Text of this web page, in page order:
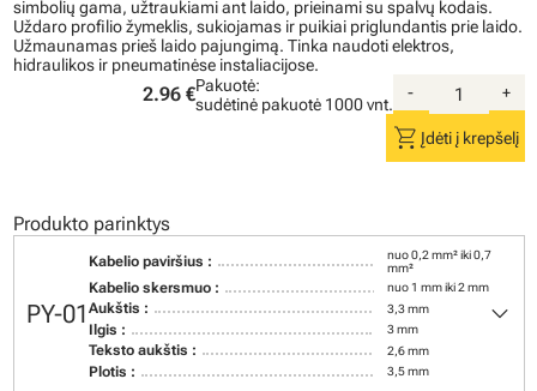
simbolių gama, užtraukiami ant laido, prieinami su spalvų kodais.
Uždaro profilio žymeklis, sukiojamas ir puikiai priglundantis prie laido.
Užmaunamas prieš laido pajungimą. Tinka naudoti elektros,
hidraulikos ir pneumatinėse instaliacijose.
2.96 €Pakuotė:
sudėtinė pakuotė 1000 vnt.
- +
shopping_cart Įdėti į krepšelį
Produkto parinktys
PY-01
Kabelio paviršius :
nuo 0,2 mm² iki 0,7
mm²
Kabelio skersmuo : nuo 1 mm iki 2 mm
Aukštis : 3,3 mm
Ilgis : 3 mm
Teksto aukštis : 2,6 mm
Plotis : 3,5 mm
keyboard_arrow_down